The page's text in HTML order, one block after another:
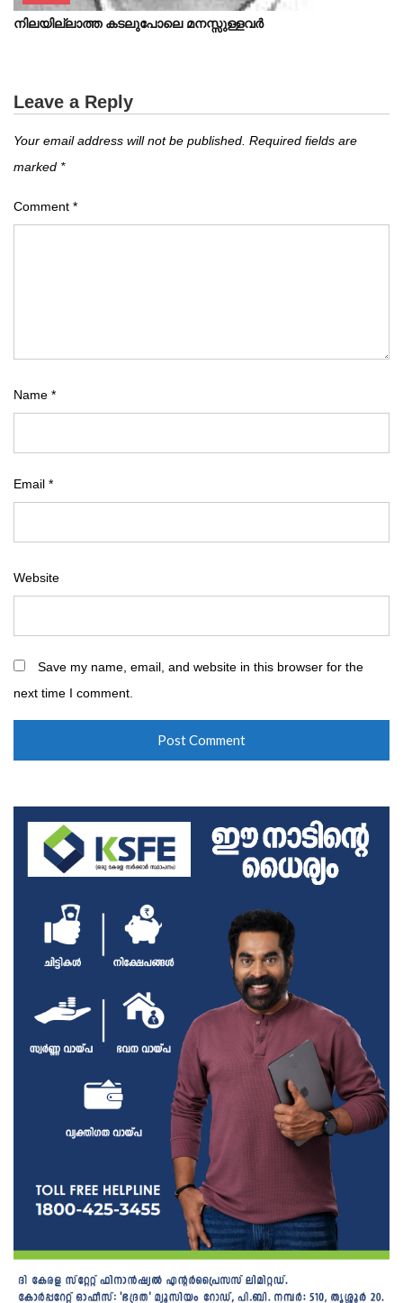
നിലയില്ലാത്ത കടലുപോലെ മനസ്സുള്ളവർ
Leave a Reply
Your email address will not be published. Required fields are
marked *
Comment *
Name *
Email *
Website
Save my name, email, and website in this browser for the
next time I comment.